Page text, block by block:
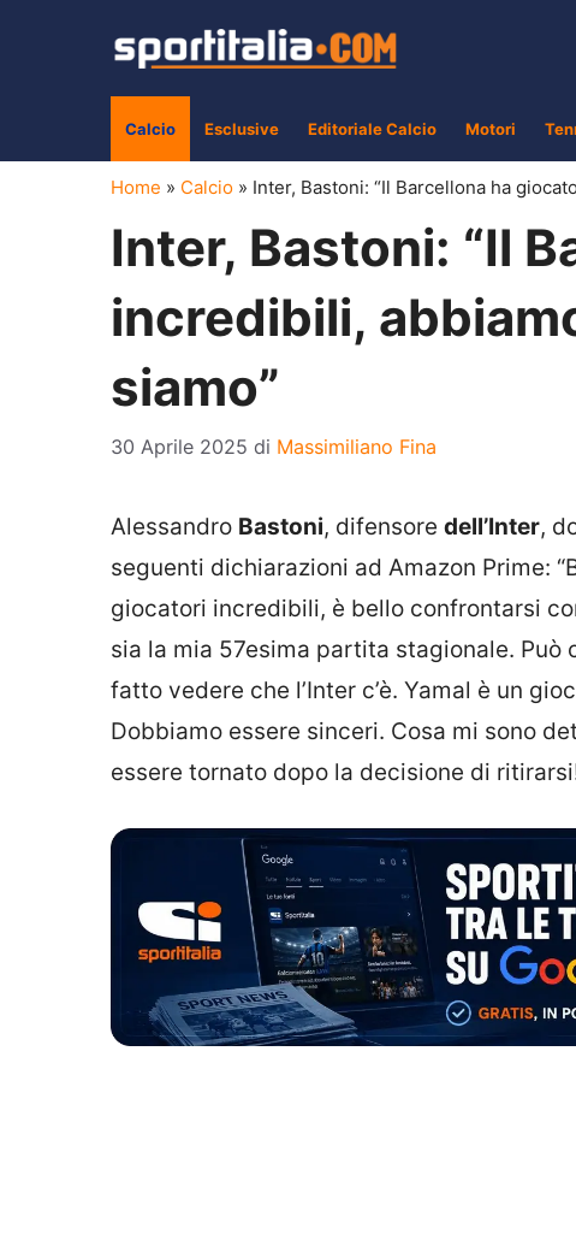
Calcio Esclusive Editoriale Calcio Motori
Home » Calcio » Inter, Bastoni: “Il Barcellona ha
Inter, Bastoni: “Il
incredibili,
siamo”
30 Aprile 2025 di Massimiliano Fina
Alessandro Bastoni, difensore dell’Inter,
seguenti dichiarazioni ad Amazon Prime:
giocatori incredibili, è bello confrontarsi
sia la mia 57esima partita stagionale.
fatto vedere che l’Inter c’è. Yamal è un
Dobbiamo essere sinceri. Cosa mi sono
essere tornato dopo la decisione di